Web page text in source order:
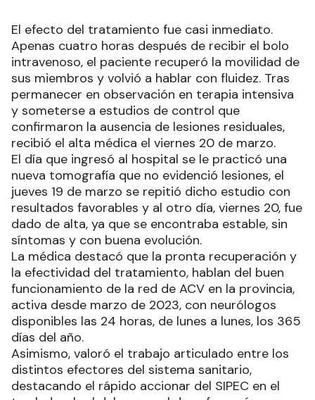
El efecto del tratamiento fue casi inmediato.
Apenas cuatro horas después de recibir el bolo
intravenoso, el paciente recuperó la movilidad de
sus miembros y volvió a hablar con fluidez. Tras
permanecer en observación en terapia intensiva
y someterse a estudios de control que
confirmaron la ausencia de lesiones residuales,
recibió el alta médica el viernes 20 de marzo.
El día que ingresó al hospital se le practicó una
nueva tomografía que no evidenció lesiones, el
jueves 19 de marzo se repitió dicho estudio con
resultados favorables y al otro día, viernes 20, fue
dado de alta, ya que se encontraba estable, sin
síntomas y con buena evolución.
La médica destacó que la pronta recuperación y
la efectividad del tratamiento, hablan del buen
funcionamiento de la red de ACV en la provincia,
activa desde marzo de 2023, con neurólogos
disponibles las 24 horas, de lunes a lunes, los 365
días del año.
Asimismo, valoró el trabajo articulado entre los
distintos efectores del sistema sanitario,
destacando el rápido accionar del SIPEC en el